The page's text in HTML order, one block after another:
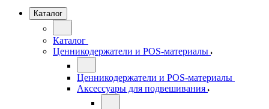
Каталог
Каталог
Ценникодержатели и POS-материалы
Ценникодержатели и POS-материалы
Аксессуары для подвешивания